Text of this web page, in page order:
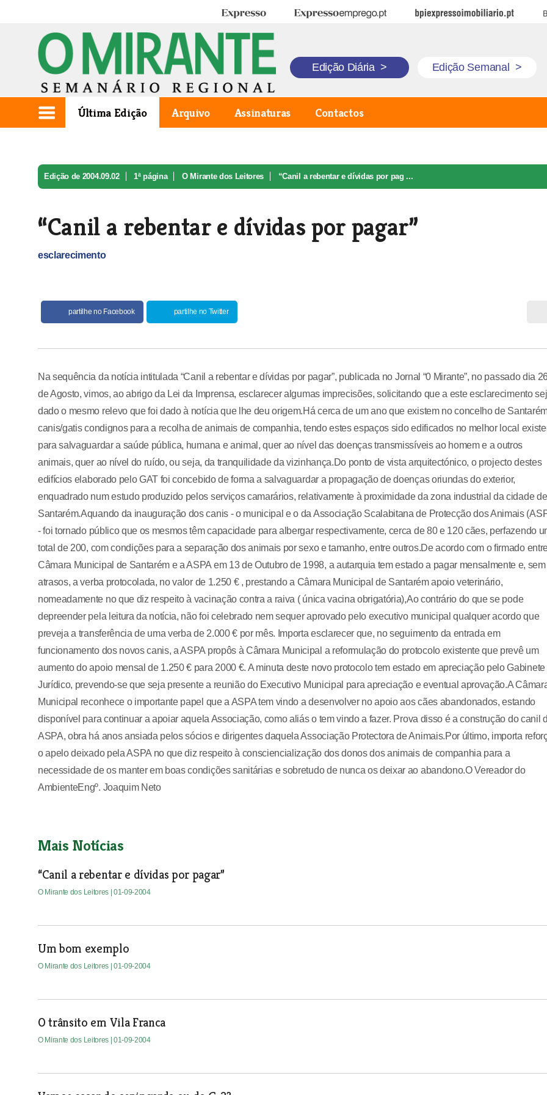
Expresso Expresso Emprego BPI Expresso Imobiliário
Edição Diária > Edição Semanal >
Última Edição Arquivo Assinaturas Contactos
Edição de 2004.09.02 1ª página O Mirante dos Leitores “Canil a rebentar e dívidas por pag ...
“Canil a rebentar e dívidas por pagar”
esclarecimento
partilhe no Facebook partilhe no Twitter
Na sequência da notícia intitulada “Canil a rebentar e dívidas por pagar”, publicada no Jornal “0 Mirante”, no passado dia
de Agosto, vimos, ao abrigo da Lei da Imprensa, esclarecer algumas imprecisões, solicitando que a este esclarecimento
dado o mesmo relevo que foi dado à notícia que lhe deu origem.Há cerca de um ano que existem no concelho de
canis/gatis condignos para a recolha de animais de companhia, tendo estes espaços sido edificados no melhor local
para salvaguardar a saúde pública, humana e animal, quer ao nível das doenças transmissíveis ao homem e a outros
animais, quer ao nível do ruído, ou seja, da tranquilidade da vizinhança.Do ponto de vista arquitectónico, o projecto destes
edifícios elaborado pelo GAT foi concebido de forma a salvaguardar a propagação de doenças oriundas do exterior,
enquadrado num estudo produzido pelos serviços camarários, relativamente à proximidade da zona industrial da cidade de
Santarém.Aquando da inauguração dos canis - o municipal e o da Associação Scalabitana de Protecção dos Animais
- foi tornado público que os mesmos têm capacidade para albergar respectivamente, cerca de 80 e 120 cães, perfazendo
total de 200, com condições para a separação dos animais por sexo e tamanho, entre outros.De acordo com o firmado
Câmara Municipal de Santarém e a ASPA em 13 de Outubro de 1998, a autarquia tem estado a pagar mensalmente e, sem
atrasos, a verba protocolada, no valor de 1.250 € , prestando a Câmara Municipal de Santarém apoio veterinário,
nomeadamente no que diz respeito à vacinação contra a raiva ( única vacina obrigatória),Ao contrário do que se pode
depreender pela leitura da notícia, não foi celebrado nem sequer aprovado pelo executivo municipal qualquer acordo que
preveja a transferência de uma verba de 2.000 € por mês. Importa esclarecer que, no seguimento da entrada em
funcionamento dos novos canis, a ASPA propôs à Câmara Municipal a reformulação do protocolo existente que prevê um
aumento do apoio mensal de 1.250 € para 2000 €. A minuta deste novo protocolo tem estado em apreciação pelo Gabinete
Jurídico, prevendo-se que seja presente a reunião do Executivo Municipal para apreciação e eventual aprovação.A
Municipal reconhece o importante papel que a ASPA tem vindo a desenvolver no apoio aos cães abandonados, estando
disponível para continuar a apoiar aquela Associação, como aliás o tem vindo a fazer. Prova disso é a construção do canil
ASPA, obra há anos ansiada pelos sócios e dirigentes daquela Associação Protectora de Animais.Por último, importa
o apelo deixado pela ASPA no que diz respeito à consciencialização dos donos dos animais de companhia para a
necessidade de os manter em boas condições sanitárias e sobretudo de nunca os deixar ao abandono.O Vereador do
AmbienteEngº. Joaquim Neto
Mais Notícias
“Canil a rebentar e dívidas por pagar”
O Mirante dos Leitores | 01-09-2004
Um bom exemplo
O Mirante dos Leitores | 01-09-2004
O trânsito em Vila Franca
O Mirante dos Leitores | 01-09-2004